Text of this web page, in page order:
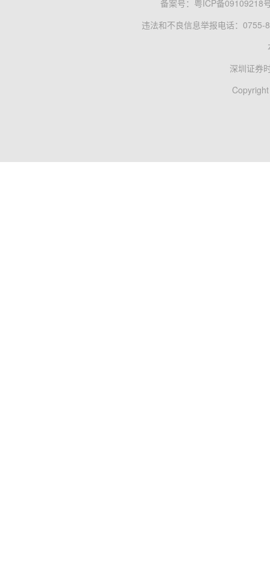
备案号： 粤ICP备09109218
违法和不良信息举报电话：0755-
深圳证券